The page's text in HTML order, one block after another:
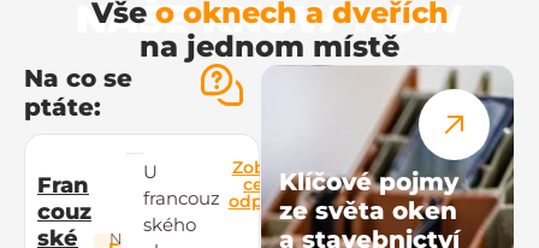
NAŠE KNOW-HOW
Vše o oknech a dveřích
na jednom místě
Na co se
ptáte:
Fran
couz
ské
N
U
francouz
ského
Zobrazit
celou
odpověď
Klíčové pojmy
ze světa oken
a stavebnictví